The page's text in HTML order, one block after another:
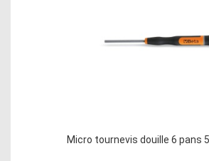
Micro tournevis douille 6 pans